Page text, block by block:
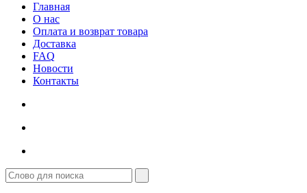
Главная
О нас
Оплата и возврат товара
Доставка
FAQ
Новости
Контакты